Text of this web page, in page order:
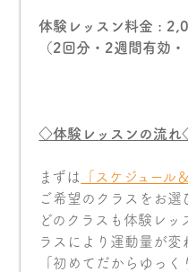
体験レッスン料金 :
（2回分・2週間有効
◇体験レッスンの流
まずは 「スケジュール
ご希望のクラスをお選
どのクラスも体験レッ
ラスにより運動量が変
「初めてだからゆっ